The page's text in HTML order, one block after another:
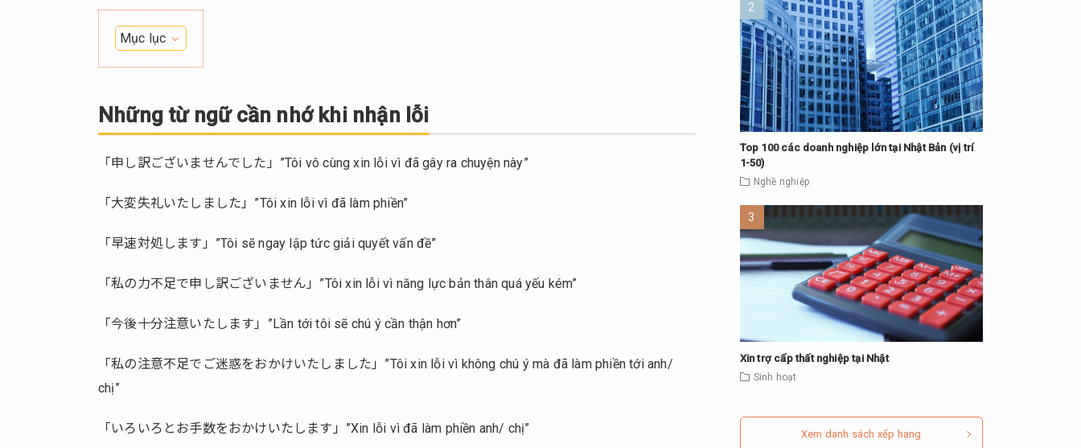
Mục lục
1.
từ
ngữ
nhớ
nhận
2.
giải
khi
mắc
lỗi
Bình
Những từ ngữ cần nhớ khi nhận lỗi
「申し訳ございませんでした」”Tôi vô cùng xin lỗi vì đã gây ra chuyện này”
「大変失礼いたしました」”Tôi xin lỗi vì đã làm phiền”
「早速対処します」”Tôi sẽ ngay lập tức giải quyết vấn đề”
「私の力不足で申し訳ございません」”Tôi xin lỗi vì năng lực bản thân quá yếu kém”
「今後十分注意いたします」”Lần tới tôi sẽ chú ý cần thận hơn”
「私の注意不足でご迷惑をおかけいたしました」”Tôi xin lỗi vì không chú ý mà đã làm phiền tới anh/
chị”
「いろいろとお手数をおかけいたします」”Xin lỗi vì đã làm phiền anh/ chị”
Top 100 các doanh nghiệp lớn tại Nhật Bản (vị trí
1-50)
Nghề nghiệp
Xin trợ cấp thất nghiệp tại Nhật
Sinh hoạt
Xem danh sách xếp hạng